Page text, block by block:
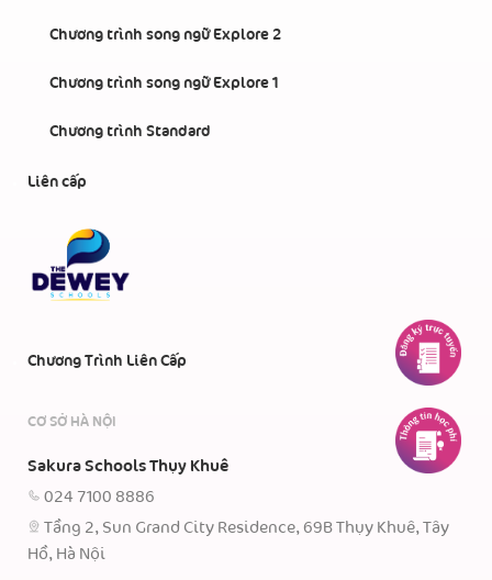
Chương trình song ngữ Explore 2
Chương trình song ngữ Explore 1
Chương trình Standard
Liên cấp
Chương Trình Liên Cấp
CƠ SỞ HÀ NỘI
Sakura Schools Thụy Khuê
024 7100 8886
Tầng 2, Sun Grand City Residence, 69B Thụy Khuê, Tây
Hồ, Hà Nội